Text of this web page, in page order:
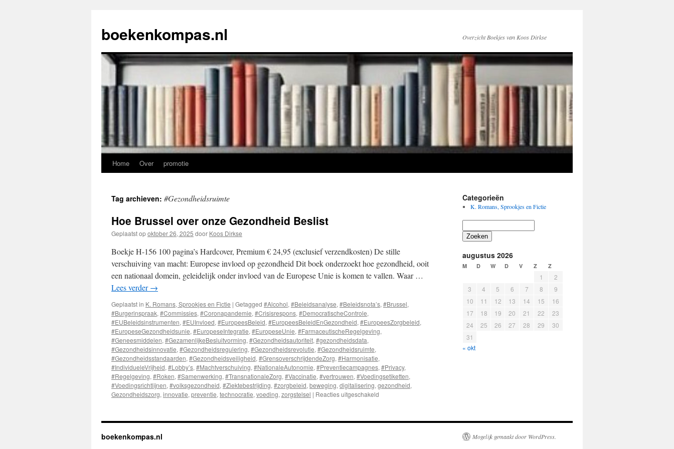
de
inhoud
boekenkompas.nl Overzicht Boekjes van Koos Dirkse
Home Over promotie
Tag archieven: #Gezondheidsruimte
Hoe Brussel over onze Gezondheid Beslist
Geplaatst opoktober 26, 2025 door Koos Dirkse
Boekje H-156 100 pagina’s Hardcover, Premium € 24,95 (exclusief verzendkosten) De stille
verschuiving van macht: Europese invloed op gezondheid Dit boek onderzoekt hoe gezondheid, ooit
een nationaal domein, geleidelijk onder invloed van de Europese Unie is komen te vallen. Waar …
Lees verder→
Geplaatst in K. Romans, Sprookjes en Fictie | Getagged #Alcohol, #Beleidsanalyse, #Beleidsnota’s, #Brussel,
#Burgerinspraak, #Commissies, #Coronapandemie, #Crisisrespons, #DemocratischeControle,
#EUBeleidsinstrumenten, #EUInvloed, #EuropeesBeleid, #EuropeesBeleidEnGezondheid, #EuropeesZorgbeleid,
#EuropeseGezondheidsunie, #EuropeseIntegratie, #EuropeseUnie, #FarmaceutischeRegelgeving,
#Geneesmiddelen, #GezamenlijkeBesluitvorming, #Gezondheidsautoriteit, #gezondheidsdata,
#Gezondheidsinnovatie, #Gezondheidsregulering, #Gezondheidsrevolutie, #Gezondheidsruimte,
#Gezondheidsstandaarden, #Gezondheidsveiligheid, #GrensoverschrijdendeZorg, #Harmonisatie,
#IndividueleVrijheid, #Lobby’s, #Machtverschuiving, #NationaleAutonomie, #Preventiecampagnes, #Privacy,
#Regelgeving, #Roken, #Samenwerking, #TransnationaleZorg, #Vaccinatie, #vertrouwen, #Voedingsetiketten,
#Voedingsrichtlijnen, #volksgezondheid, #Ziektebestrijding, #zorgbeleid, beweging, digitalisering, gezondheid,
Gezondheidszorg, innovatie, preventie, technocratie, voeding, zorgstelsel | Reacties uitgeschakeld
over
Categorieën
K. Romans, Sprookjes en Fictie
Zoeken
augustus 2026
M D W D V Z Z
1
2
3
4 5 6 7 8
9
10
11 12 13 14 15
16
17
18 19 20 21 22
23
24
25 26 27 28 29
30
31
« okt
boekenkompas.nl Mogelijk gemaakt door WordPress.